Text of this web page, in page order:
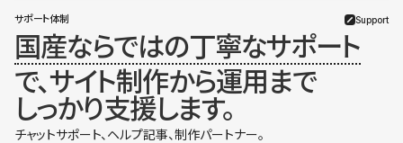
サポート体制 Support
国産ならではの丁寧なサポート
で、サイト制作から運用まで
しっかり支援します。
チャットサポート、ヘルプ記事、制作パートナー。